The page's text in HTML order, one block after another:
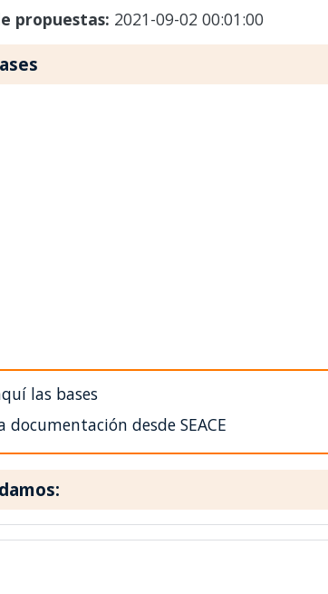
propuestas: 2021-09-02 00:01:00
las bases
documentación desde SEACE